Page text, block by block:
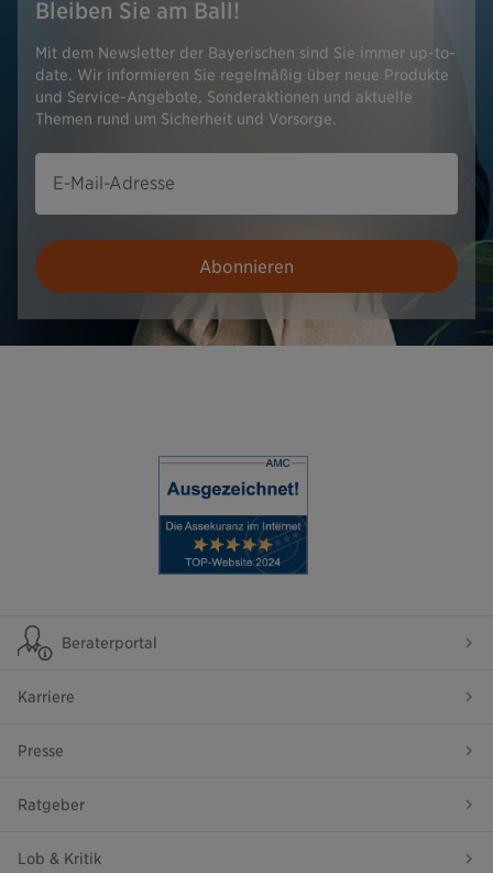
Bleiben Sie am Ball!
Mit dem Newsletter der Bayerischen sind Sie immer up-to-
date. Wir informieren Sie regelmäßig über neue Produkte
und Service-Angebote, Sonderaktionen und aktuelle
Themen rund um Sicherheit und Vorsorge.
E-Mail-Adresse
Abonnieren
Beraterportal
Karriere
Presse
Ratgeber
Lob & Kritik